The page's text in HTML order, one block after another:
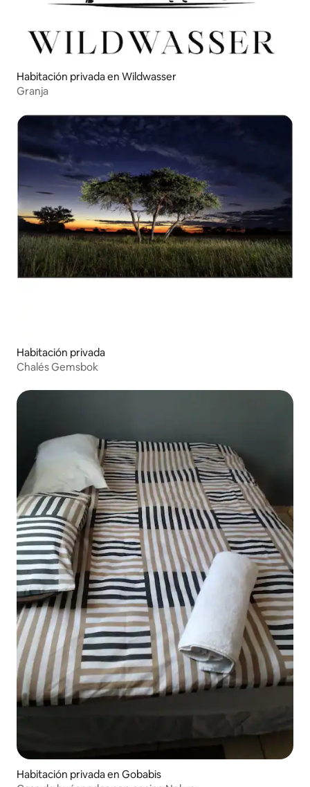
Habitación privada en Wildwasser
Granja
Habitación privada
Chalés Gemsbok
Habitación privada en Gobabis